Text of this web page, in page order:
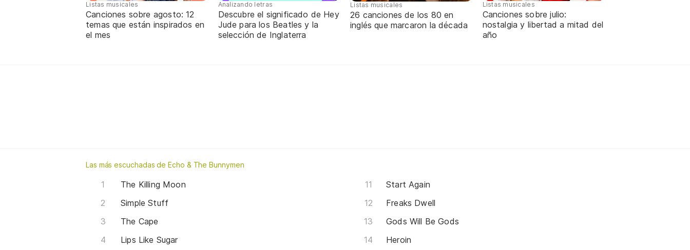
Listas musicales
Canciones sobre agosto: 12
temas que están inspirados en
el mes
Analizando letras
Descubre el significado de Hey
Jude para los Beatles y la
selección de Inglaterra
Listas musicales
26 canciones de los 80 en
inglés que marcaron la década
Listas musicales
Canciones sobre julio:
nostalgia y libertad a mitad del
año
Las más escuchadas de Echo & The Bunnymen
The Killing Moon
Simple Stuff
The Cape
Lips Like Sugar
Start Again
Freaks Dwell
Gods Will Be Gods
Heroin